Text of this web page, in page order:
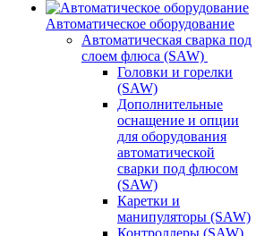
Автоматическое оборудование
Автоматическая сварка под
слоем флюса (SAW)
Головки и горелки
(SAW)
Дополнительные
оснащение и опции
для оборудования
автоматической
сварки под флюсом
(SAW)
Каретки и
манипуляторы (SAW)
Контроллеры (SAW)